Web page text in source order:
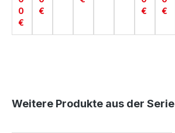
0
€
€
3
€
3
€
Produktgalerie überspringen
Weitere Produkte aus der Serie